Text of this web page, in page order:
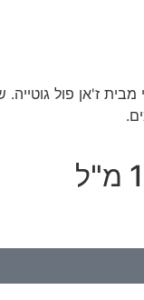
ז'אן פול גוטייה.